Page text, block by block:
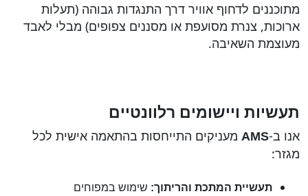
מתוכננים לדחוף אוויר דרך התנגדות גבוהה (תעלות
ארוכות, צנרת מסועפת או מסננים צפופים) מבלי לאבד
מעוצמת השאיבה.
תעשיות ויישומים רלוונטיים
אנו ב-AMS מעניקים התייחסות בהתאמה אישית לכל
מגזר:
תעשיית המתכת והריתוך: שימוש במפוחים